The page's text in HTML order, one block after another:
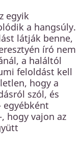
egyik
a hangsúly.
látják benne,
író nem
a haláltól
feloldást kell
hogy a
szól, és
egyébként
hogy vajon az